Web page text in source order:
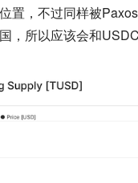
置，不过同样被
，所以应该会和USDC